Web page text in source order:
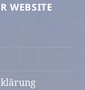
WEBSITE